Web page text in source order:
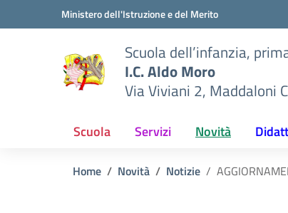
Vai ai contenuti
Vai al menu di navigazioneMinistero dell'Istruzione e del Merito
Scuola dell’infanzia,
I.C. Aldo Moro
Via Viviani 2, Maddaloni
Scuola Servizi Novità
Home Novità Notizie